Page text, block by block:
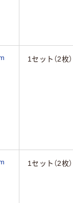
1セット（2枚）
1セット（2枚）